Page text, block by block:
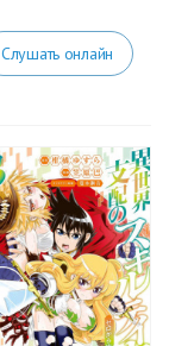
Слушать онлайн